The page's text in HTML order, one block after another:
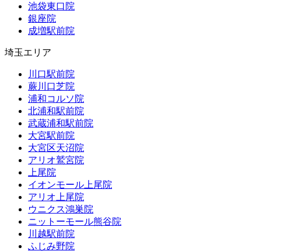
池袋東口院
銀座院
成増駅前院
埼玉エリア
川口駅前院
蕨川口芝院
浦和コルソ院
北浦和駅前院
武蔵浦和駅前院
大宮駅前院
大宮区天沼院
アリオ鷲宮院
上尾院
イオンモール上尾院
アリオ上尾院
ウニクス鴻巣院
ニットーモール熊谷院
川越駅前院
ふじみ野院